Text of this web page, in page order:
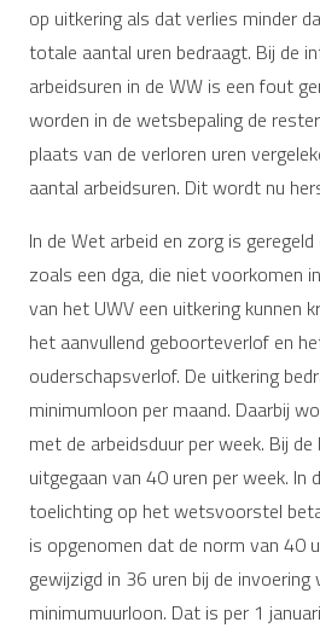
op uitkering als dat verlies minder
totale aantal uren bedraagt. Bij de
arbeidsuren in de WW is een fout
worden in de wetsbepaling de
plaats van de verloren uren
aantal arbeidsuren. Dit wordt nu
In de Wet arbeid en zorg is
zoals een dga, die niet voorkomen
van het UWV een uitkering kunnen
het aanvullend geboorteverlof en
ouderschapsverlof. De uitkering
minimumloon per maand. Daarbij
met de arbeidsduur per week. Bij
uitgegaan van 40 uren per week. In
toelichting op het wetsvoorstel
is opgenomen dat de norm van 40
gewijzigd in 36 uren bij de
minimumuurloon. Dat is per 1